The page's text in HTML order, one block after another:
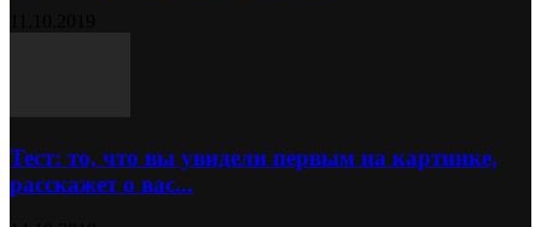
Тест: то, что вы увидели первым на картинке,
расскажет о вас...